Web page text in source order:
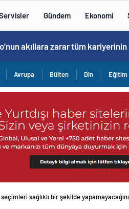
Gündem Ekonomi
Avrupa Bülten Din Eğitim
sağlıklı bir şekilde